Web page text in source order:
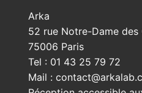
Films argentiques
Tirages couleur à
Retouche numérique
Restauration d’images
Préparation des fichiers
Choix du papier
Tirages jet d’encre
Nous contacter
Nous contacter
Nous rendre visite
Arka
52 rue Notre-Dame des
75006 Paris
Tel : 01 43 25 79 72
Mail :